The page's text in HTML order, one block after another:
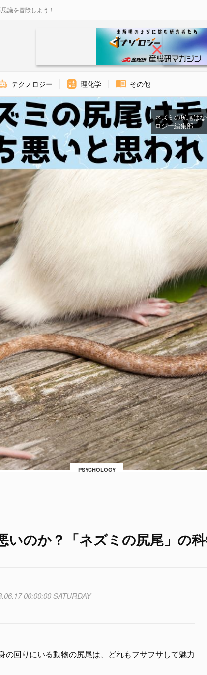
議を冒険しよう！
テクノロジー 理化学 その他
ネズミの尻尾は
ロジー編集部
PSYCHOLOGY
いのか？「ネズミの尻尾」の
00:00:00 SATURDAY
の回りにいる動物の尻尾は、どれもフサフサして魅力